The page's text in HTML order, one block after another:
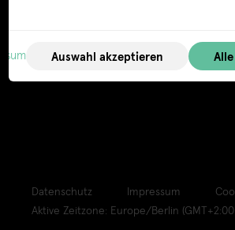
Datenschutz Impressum
Aktive Zeitzone: Europe/Berlin (GMT+2:00